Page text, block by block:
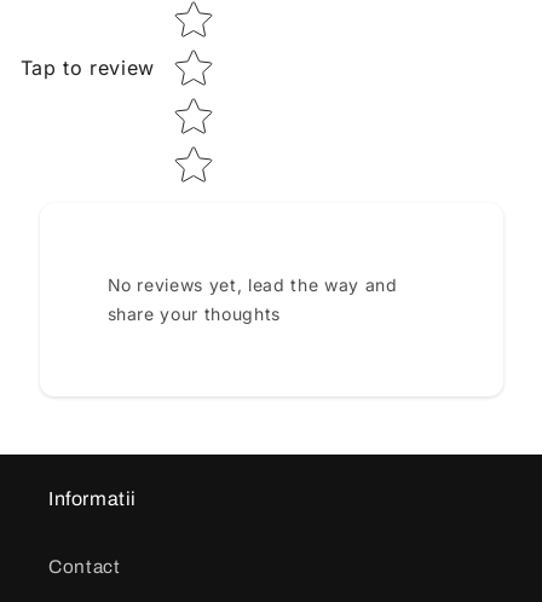
Tap to review
No reviews yet, lead the way and
share your thoughts
Informatii
Contact